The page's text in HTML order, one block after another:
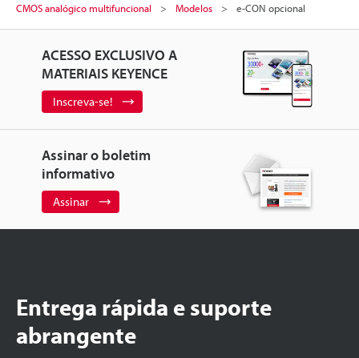
CMOS analógico multifuncional
Modelos e-CON opcional
ACESSO EXCLUSIVO A
MATERIAIS KEYENCE
Inscreva-se!
Assinar o boletim
informativo
Assinar
Entrega rápida e suporte
abrangente